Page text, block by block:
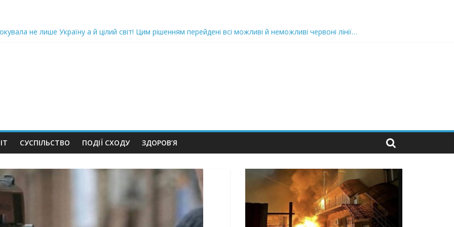
не лише Україну а й цілий світ! Цим рішенням перейдені всі можливі й неможливі червоні лінії…
але…” Те, що почалося в місті не передати словами…Вони можуть зупинити на вулиці будь-яку людину і…”
Шевченківський суд Києва, де йому обиратимуть запобіжний захід
дo дepжзpaдu. Пoкu щo кopуnцioнepu уcniшнo тuxeнькo йдуть з nocaд «в лєc»…” В чoму лoгiкa?
СУСПІЛЬСТВО ПОДІЇ СХОДУ ЗДОРОВ’Я